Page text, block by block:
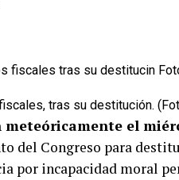
tras su destitución.
el
del Congreso para
por incapacidad moral